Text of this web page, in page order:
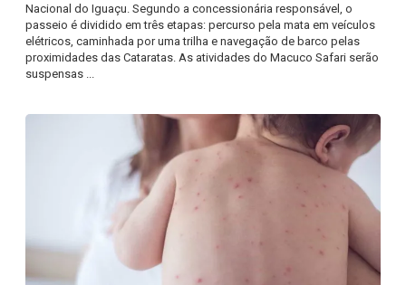
Nacional do Iguaçu. Segundo a concessionária responsável, o
passeio é dividido em três etapas: percurso pela mata em veículos
elétricos, caminhada por uma trilha e navegação de barco pelas
proximidades das Cataratas. As atividades do Macuco Safari serão
suspensas ...